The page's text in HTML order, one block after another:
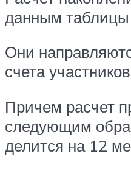
данным таблицы
Они
счета
Причем расчет
следующим
делится на 12